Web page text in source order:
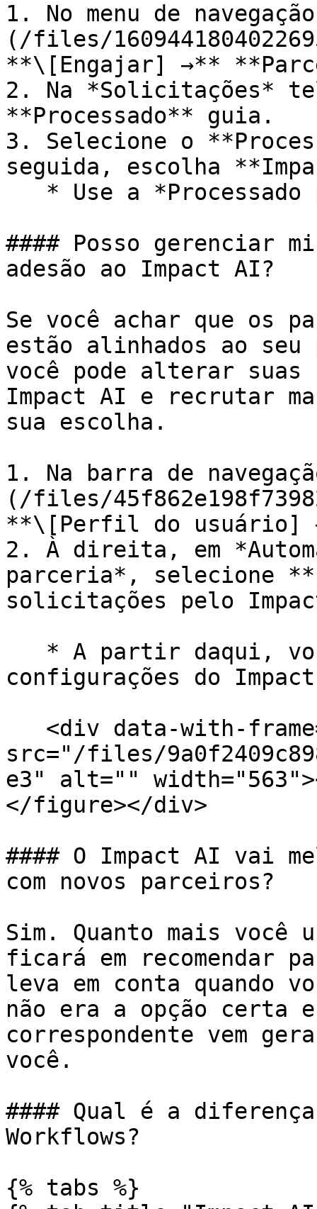
1. No menu de
(/files/
**\[Engajar] →**
2. Na *Solicitações*
**Processado** guia.
3. Selecione o
seguida, escolha
#### Posso gerenciar
adesão ao Impact AI?
Se você achar que os
estão alinhados ao
você pode alterar suas
Impact AI e recrutar
sua escolha.
1. Na barra de
(/files/
**\[Perfil do usuário]
2. À direita, em
parceria*, selecione
solicitações pelo
configurações do
src="/files/
e3" alt=""
</figure></div>
#### O Impact AI vai
com novos parceiros?
Sim. Quanto mais
ficará em recomendar
leva em conta quando
não era a opção certa
correspondente vem
você.
#### Qual é a
Workflows?
{% tabs %}